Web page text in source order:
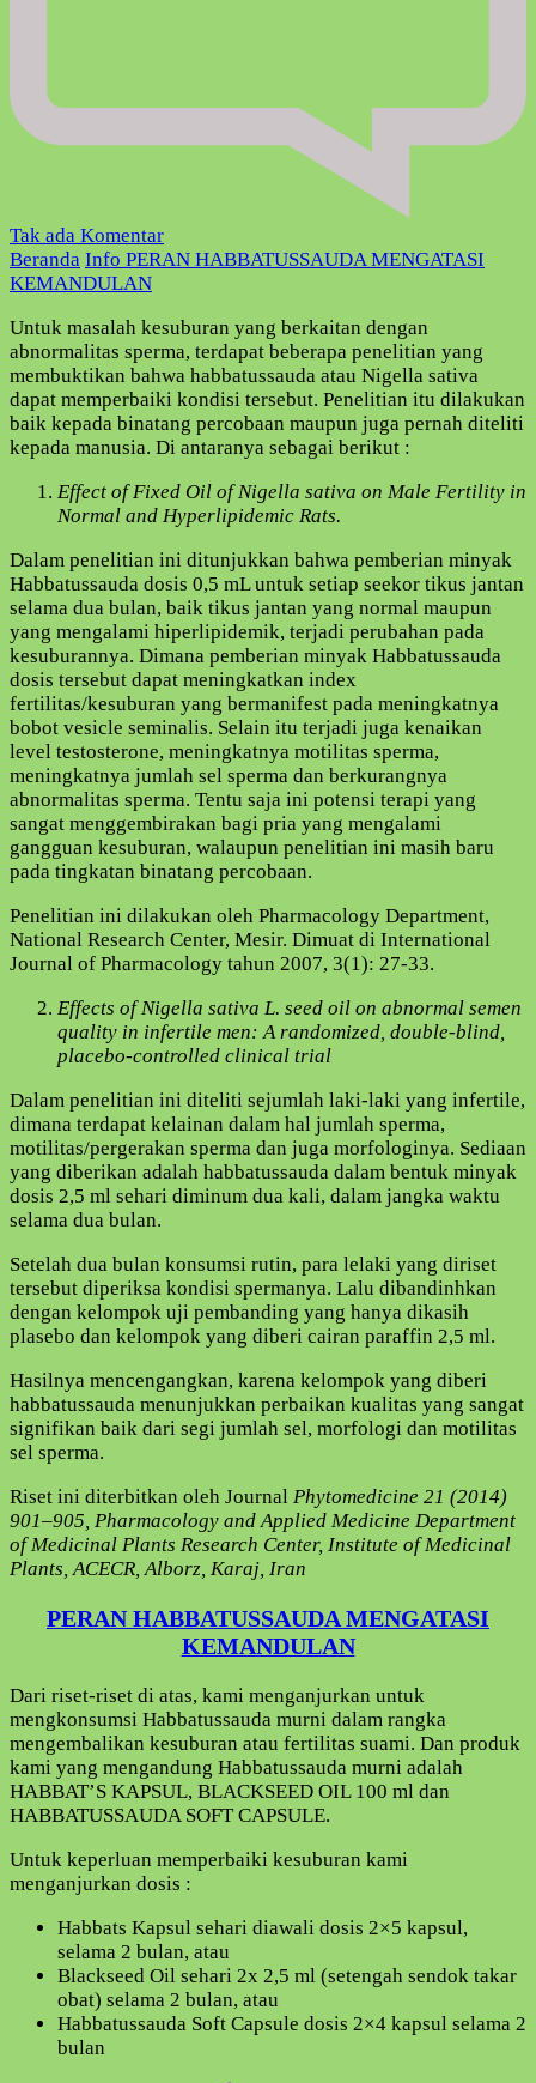
Tak ada Komentarpada
PERAN
KEMANDULAN
Beranda Info PERAN HABBATUSSAUDA MENGATASI
KEMANDULAN
Untuk masalah kesuburan yang berkaitan dengan
abnormalitas sperma, terdapat beberapa penelitian yang
membuktikan bahwa habbatussauda atau Nigella sativa
dapat memperbaiki kondisi tersebut. Penelitian itu dilakukan
baik kepada binatang percobaan maupun juga pernah diteliti
kepada manusia. Di antaranya sebagai berikut :
Effect of Fixed Oil of Nigella sativa on Male Fertility in
Normal and Hyperlipidemic Rats.
Dalam penelitian ini ditunjukkan bahwa pemberian minyak
Habbatussauda dosis 0,5 mL untuk setiap seekor tikus jantan
selama dua bulan, baik tikus jantan yang normal maupun
yang mengalami hiperlipidemik, terjadi perubahan pada
kesuburannya. Dimana pemberian minyak Habbatussauda
dosis tersebut dapat meningkatkan index
fertilitas/kesuburan yang bermanifest pada meningkatnya
bobot vesicle seminalis. Selain itu terjadi juga kenaikan
level testosterone, meningkatnya motilitas sperma,
meningkatnya jumlah sel sperma dan berkurangnya
abnormalitas sperma. Tentu saja ini potensi terapi yang
sangat menggembirakan bagi pria yang mengalami
gangguan kesuburan, walaupun penelitian ini masih baru
pada tingkatan binatang percobaan.
Penelitian ini dilakukan oleh Pharmacology Department,
National Research Center, Mesir. Dimuat di International
Journal of Pharmacology tahun 2007, 3(1): 27-33.
Effects of Nigella sativa L. seed oil on abnormal semen
quality in infertile men: A randomized, double-blind,
placebo-controlled clinical trial
Dalam penelitian ini diteliti sejumlah laki-laki yang infertile,
dimana terdapat kelainan dalam hal jumlah sperma,
motilitas/pergerakan sperma dan juga morfologinya. Sediaan
yang diberikan adalah habbatussauda dalam bentuk minyak
dosis 2,5 ml sehari diminum dua kali, dalam jangka waktu
selama dua bulan.
Setelah dua bulan konsumsi rutin, para lelaki yang diriset
tersebut diperiksa kondisi spermanya. Lalu dibandinhkan
dengan kelompok uji pembanding yang hanya dikasih
plasebo dan kelompok yang diberi cairan paraffin 2,5 ml.
Hasilnya mencengangkan, karena kelompok yang diberi
habbatussauda menunjukkan perbaikan kualitas yang sangat
signifikan baik dari segi jumlah sel, morfologi dan motilitas
sel sperma.
Riset ini diterbitkan oleh Journal Phytomedicine 21 (2014)
901–905, Pharmacology and Applied Medicine Department
of Medicinal Plants Research Center, Institute of Medicinal
Plants, ACECR, Alborz, Karaj, Iran
PERAN HABBATUSSAUDA MENGATASI
KEMANDULAN
Dari riset-riset di atas, kami menganjurkan untuk
mengkonsumsi Habbatussauda murni dalam rangka
mengembalikan kesuburan atau fertilitas suami. Dan produk
kami yang mengandung Habbatussauda murni adalah
HABBAT’S KAPSUL, BLACKSEED OIL 100 ml dan
HABBATUSSAUDA SOFT CAPSULE.
Untuk keperluan memperbaiki kesuburan kami
menganjurkan dosis :
Habbats Kapsul sehari diawali dosis 2×5 kapsul,
selama 2 bulan, atau
Blackseed Oil sehari 2x 2,5 ml (setengah sendok takar
obat) selama 2 bulan, atau
Habbatussauda Soft Capsule dosis 2×4 kapsul selama 2
bulan